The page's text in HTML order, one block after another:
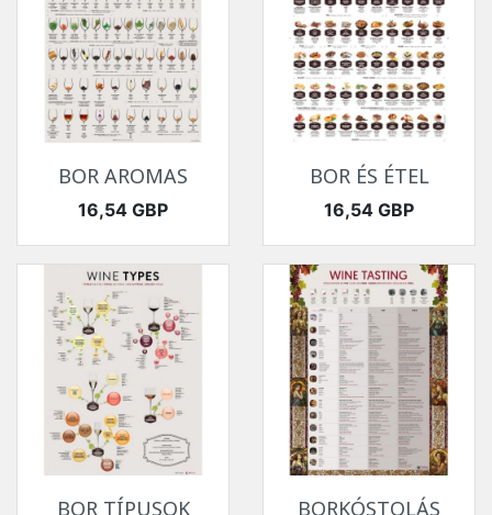
BOR AROMAS
Ár
16,54 GBP
BOR ÉS ÉTEL
Ár
16,54 GBP
BOR TÍPUSOK BORKÓSTOLÁS